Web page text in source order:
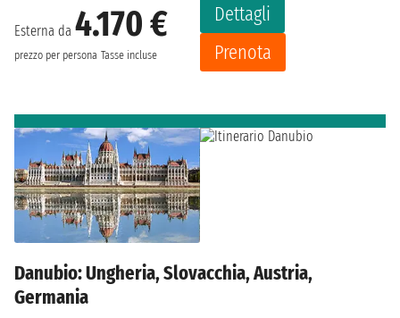
Esterna da 4.170 €
prezzo per persona Tasse incluse
Dettagli
Prenota
Danubio: Ungheria, Slovacchia, Austria,
Germania